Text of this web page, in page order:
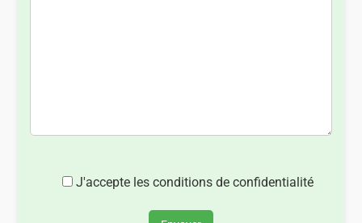
J'accepte les conditions de confidentialité